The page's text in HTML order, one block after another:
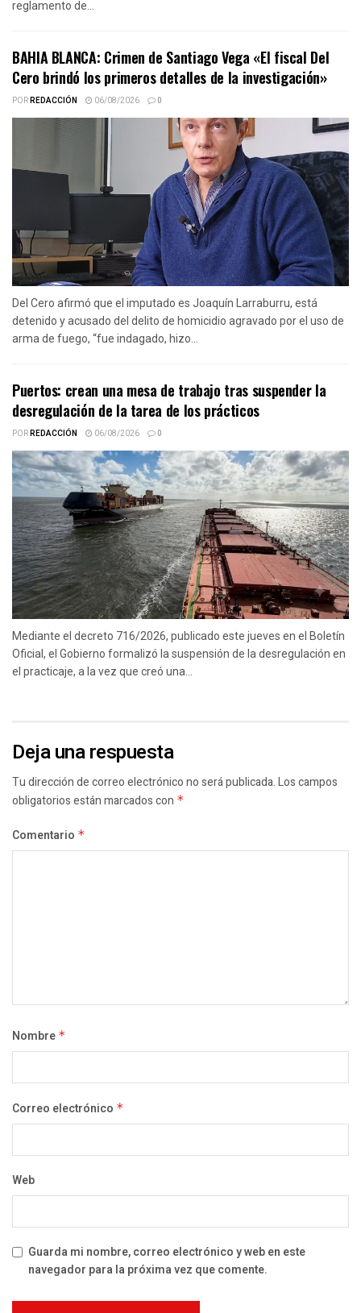
reglamento de...
BAHIA BLANCA: Crimen de Santiago Vega «El fiscal Del
Cero brindó los primeros detalles de la investigación»
PORREDACCIÓN 06/08/2026 0
Del Cero afirmó que el imputado es Joaquín Larraburru, está
detenido y acusado del delito de homicidio agravado por el uso de
arma de fuego, “fue indagado, hizo...
Puertos: crean una mesa de trabajo tras suspender la
desregulación de la tarea de los prácticos
PORREDACCIÓN 06/08/2026 0
Mediante el decreto 716/2026, publicado este jueves en el Boletín
Oficial, el Gobierno formalizó la suspensión de la desregulación en
el practicaje, a la vez que creó una...
Deja una respuesta
Tu dirección de correo electrónico no será publicada.Los campos
obligatorios están marcados con *
Comentario *
Nombre *
Correo electrónico *
Web
Guarda mi nombre, correo electrónico y web en este
navegador para la próxima vez que comente.